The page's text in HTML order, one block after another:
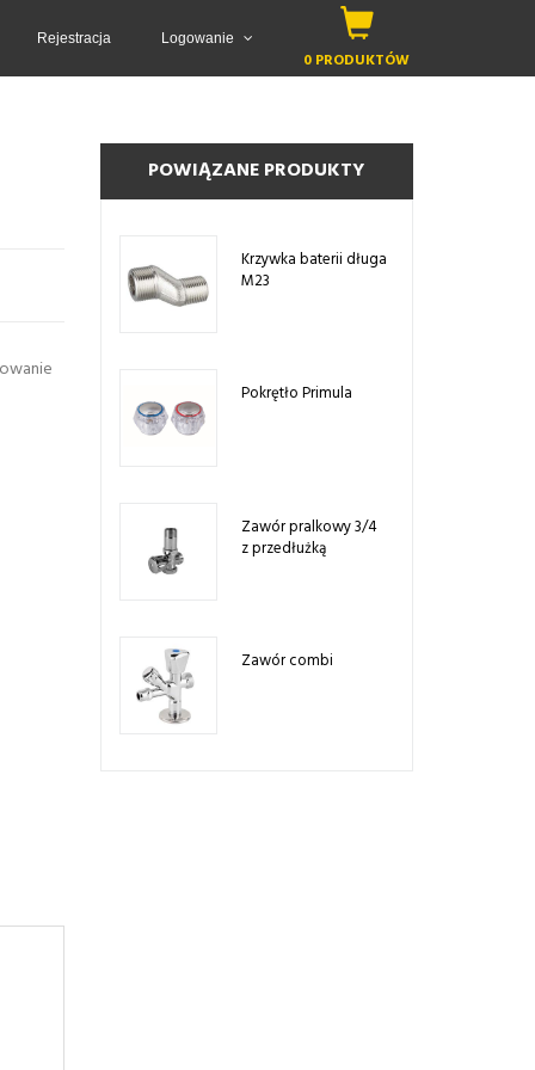
Rejestracja Logowanie
0 PRODUKTÓW
POWIĄZANE PRODUKTY
Krzywka baterii długa
M23
Pokrętło Primula
Zawór pralkowy 3/4
z przedłużką
Zawór combi